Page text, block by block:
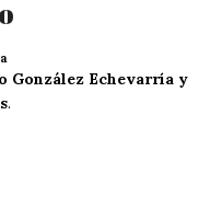
González Echevarría y
.